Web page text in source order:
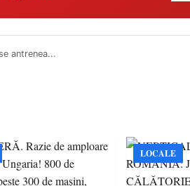
antrenea...
LOCALE